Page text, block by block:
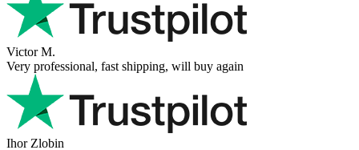
Andrea Munari
Very good customer support and delivery.